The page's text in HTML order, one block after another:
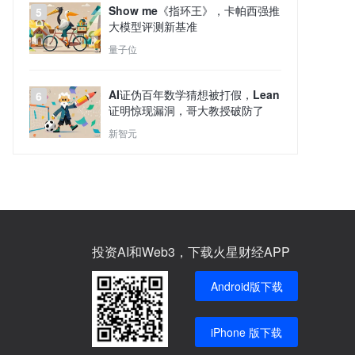
5
Show me《指环王》，卡帕西强推
大模型评测新基准
量子位
6
AI证伪百年数学猜想被打假，Lean
证明惊现漏洞，哥大教授破防了
新智元
投资AI和Web3，下载火星财经APP
Android版下载
iPhone 版下载